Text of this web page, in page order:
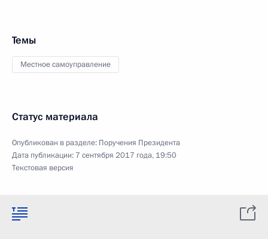
Темы
Местное самоуправление
Статус материала
Опубликован в разделе: Поручения Президента
Дата публикации: 7 сентября 2017 года, 19:50
Текстовая версия